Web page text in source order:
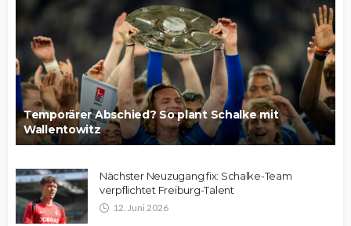
Temporärer Abschied? So plant Schalke mit
Wallentowitz
Nächster Neuzugang fix: Schalke-Team
verpflichtet Freiburg-Talent
12. Juni 2026